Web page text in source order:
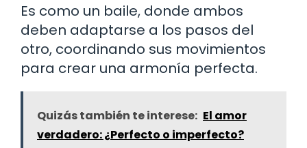
Es como un baile, donde ambos
deben adaptarse a los pasos del
otro, coordinando sus movimientos
para crear una armonía perfecta.
Quizás también te interese: El amor
verdadero: ¿Perfecto o imperfecto?